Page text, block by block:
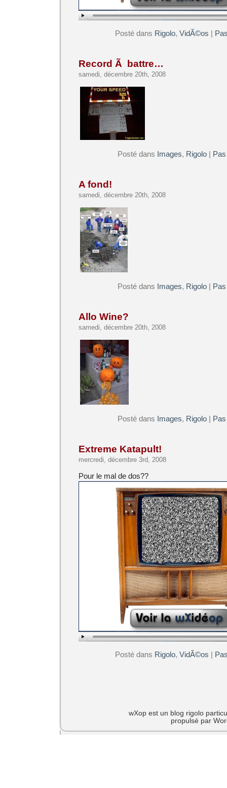
Posté dans Rigolo, VidÃ©os |
Record Ã battre…
samedi, décembre 20th, 2008
Posté dans Images, Rigolo|
A fond!
samedi, décembre 20th, 2008
Posté dans Images, Rigolo|
Allo Wine?
samedi, décembre 20th, 2008
Posté dans Images, Rigolo|
Extreme Katapult!
mercredi, décembre 3rd, 2008
Pour le mal de dos??
Posté dans Rigolo, VidÃ©os |
wXop est un blog rigolo
propulsé par